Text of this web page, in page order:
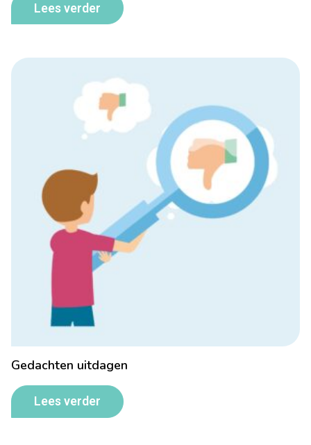
Lees verder
Gedachten uitdagen
Lees verder